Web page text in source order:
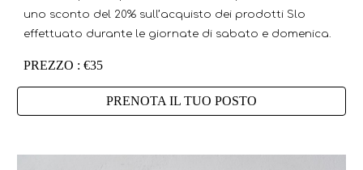
uno sconto del 20% sull’acquisto dei prodotti Slo
effettuato durante le giornate di sabato e domenica.
PREZZO : €35
PRENOTA IL TUO POSTO